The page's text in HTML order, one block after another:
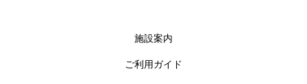
施設案内
ご利用ガイド